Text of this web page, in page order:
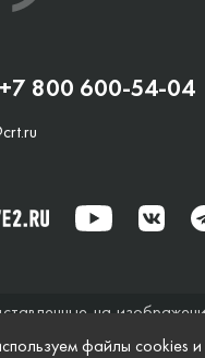
+7 800 600-54-04
на
справочный
файлы cookies и